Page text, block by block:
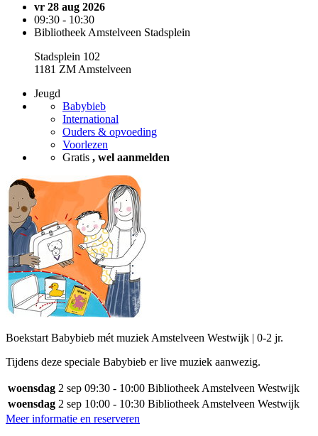
vr 28 aug 2026
09:30 - 10:30
Bibliotheek Amstelveen Stadsplein
Stadsplein 102
1181 ZM Amstelveen
Jeugd
Babybieb
International
Ouders & opvoeding
Voorlezen
Gratis , wel aanmelden
Boekstart Babybieb mét muziek Amstelveen Westwijk | 0-2 jr.
Tijdens deze speciale Babybieb er live muziek aanwezig.
woensdag 2 sep 09:30 - 10:00 Bibliotheek Amstelveen Westwijk
woensdag 2 sep 10:00 - 10:30 Bibliotheek Amstelveen Westwijk
Meer informatie en reserveren